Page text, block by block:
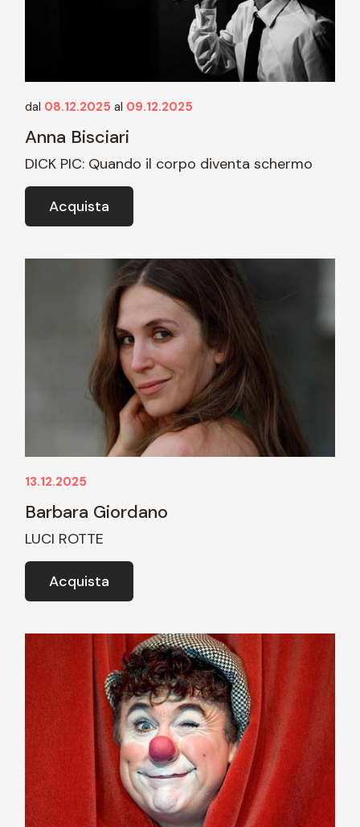
dal 08.12.2025 al 09.12.2025
Anna Bisciari
DICK PIC: Quando il corpo diventa schermo
Acquista
13.12.2025
Barbara Giordano
LUCI ROTTE
Acquista